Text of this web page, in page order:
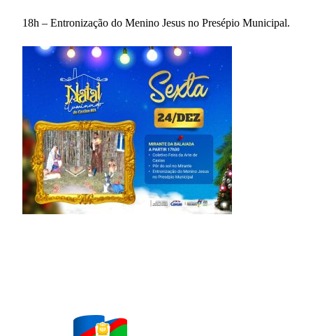
18h – Entronização do Menino Jesus no Presépio Municipal.